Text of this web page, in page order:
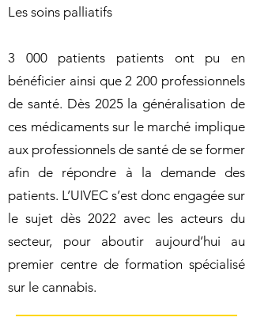
Les soins palliatifs
3 000 patients patients ont pu en
bénéficier ainsi que 2 200 professionnels
de santé. Dès 2025 la généralisation de
ces médicaments sur le marché implique
aux professionnels de santé de se former
afin de répondre à la demande des
patients. L’UIVEC s’est donc engagée sur
le sujet dès 2022 avec les acteurs du
secteur, pour aboutir aujourd’hui au
premier centre de formation spécialisé
sur le cannabis.